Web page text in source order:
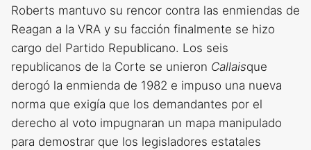
Roberts mantuvo su rencor contra las enmiendas de
Reagan a la VRA y su facción finalmente se hizo
cargo del Partido Republicano. Los seis
republicanos de la Corte se unieron Callaisque
derogó la enmienda de 1982 e impuso una nueva
norma que exigía que los demandantes por el
derecho al voto impugnaran un mapa manipulado
para demostrar que los legisladores estatales